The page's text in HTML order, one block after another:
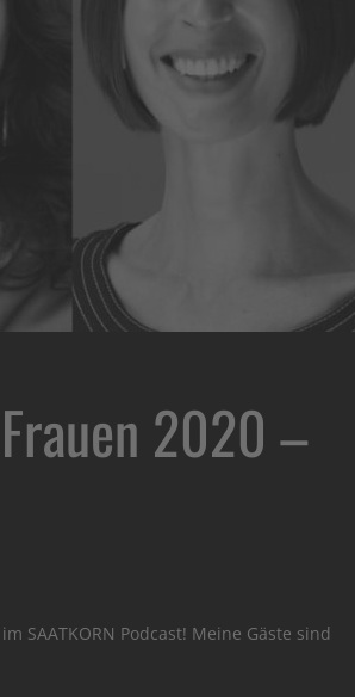
2020 –
SAATKORN Podcast! Meine Gäste sind